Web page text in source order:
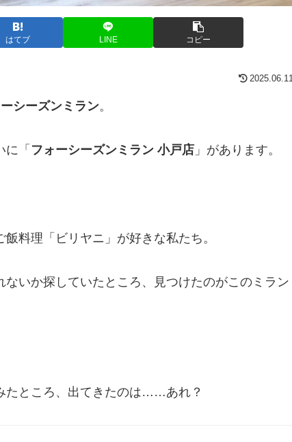
はてブ LINE コピー
2025.06.11
シーズンミラン。
「 フォーシーズンミラン 小戸店 」があります。
料理「ビリヤニ」が好きな私たち。
いか探していたところ、見つけたのがこのミラン
たところ、出てきたのは……あれ？